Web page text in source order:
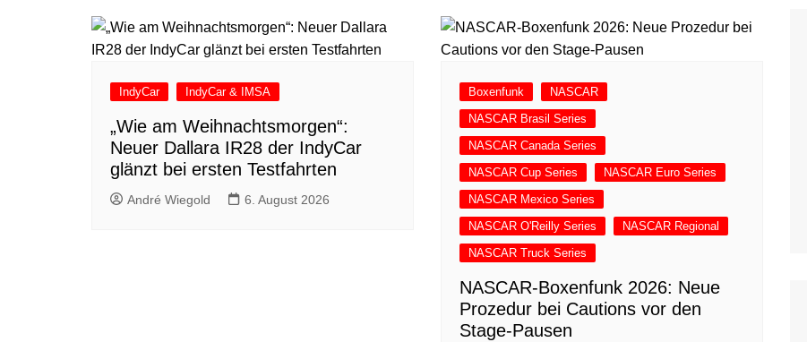
IndyCar IndyCar & IMSA
„Wie am Weihnachtsmorgen“:
Neuer Dallara IR28 der IndyCar
glänzt bei ersten Testfahrten
André Wiegold 6. August 2026
Boxenfunk
NASCAR
NASCAR Brasil Series
NASCAR Canada Series
NASCAR Cup Series
NASCAR Euro Series
NASCAR Mexico Series
NASCAR O'Reilly Series
NASCAR Regional
NASCAR Truck Series
NASCAR-Boxenfunk 2026: Neue
Prozedur bei Cautions vor den
Stage-Pausen